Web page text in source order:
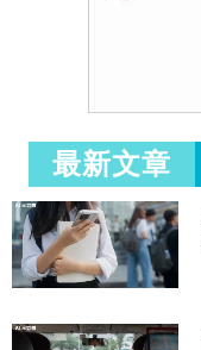
最新文章